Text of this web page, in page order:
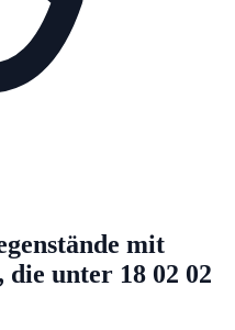
mit
unter 18 02 02